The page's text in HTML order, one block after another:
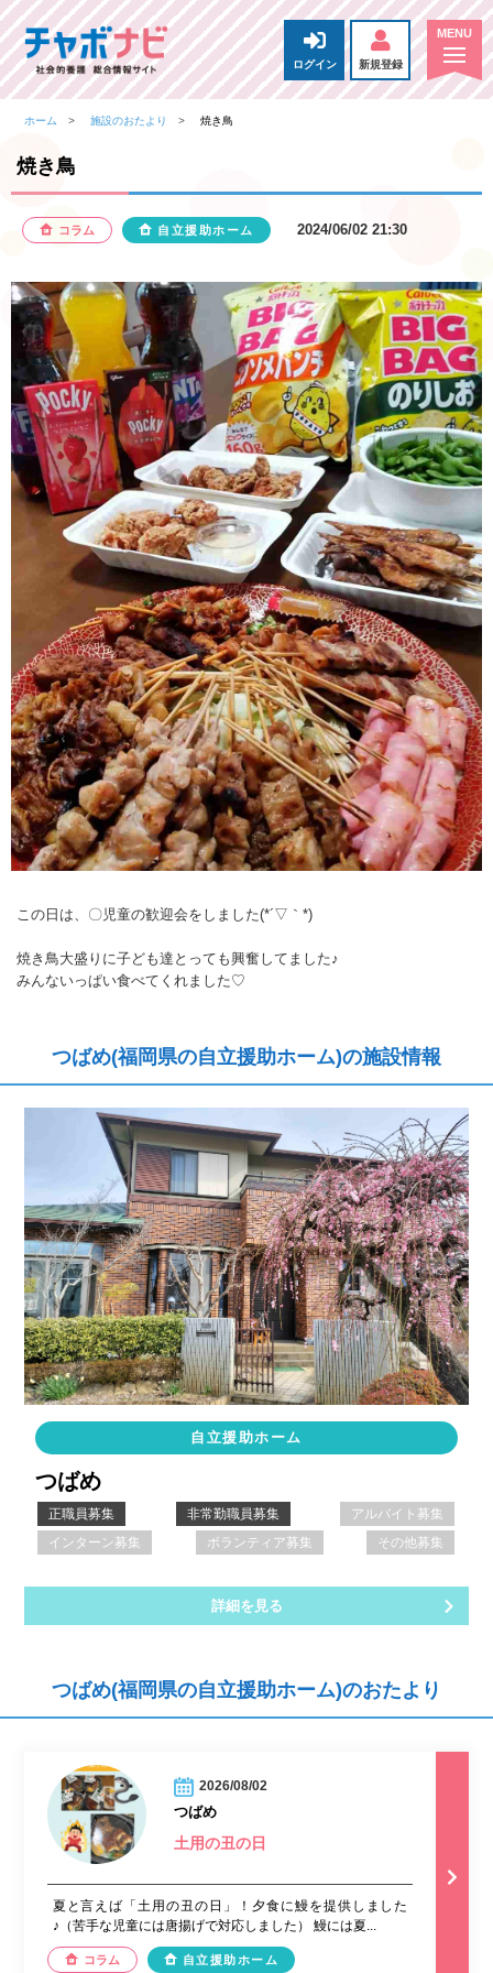
ログイン 新規登録
ホーム 施設のおたより 焼き鳥
焼き鳥
コラム 自立援助ホーム 2024/06/02 21:30
この日は、〇児童の歓迎会をしました(*´▽｀*)
焼き鳥大盛りに子ども達とっても興奮してました♪
みんないっぱい食べてくれました♡
つばめ(福岡県の自立援助ホーム)の施設情報
自立援助ホーム
つばめ
正職員募集 非常勤職員募集
アルバイト募集
インターン募集
ボランティア募集 その他募集
詳細を見る
つばめ(福岡県の自立援助ホーム)のおたより
2026/08/02
つばめ
土用の丑の日
夏と言えば「土用の丑の日」！夕食に鰻を提供しました
♪（苦手な児童には唐揚げで対応しました） 鰻には夏...
コラム 自立援助ホーム